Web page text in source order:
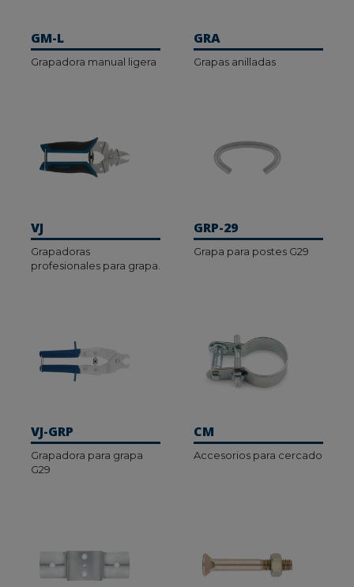
GM-L
Grapadora manual ligera
GRA
Grapas anilladas
VJ
Grapadoras
profesionales para grapa.
GRP-29
Grapa para postes G29
VJ-GRP
Grapadora para grapa
G29
CM
Accesorios para cercado